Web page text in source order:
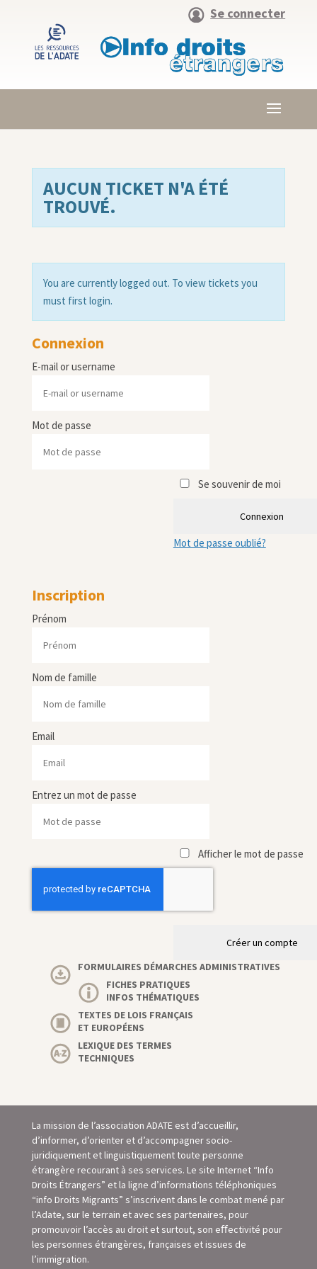
Se connecter
AUCUN TICKET N'A ÉTÉ
TROUVÉ.
You are currently logged out. To view tickets you
must first login.
Connexion
E-mail or username
Mot de passe
Se souvenir de moi
Connexion
Mot de passe oublié?
Inscription
Prénom
Nom de famille
Email
Entrez un mot de passe
Afficher le mot de passe
Créer un compte
FORMULAIRES DÉMARCHES ADMINISTRATIVES
FICHES PRATIQUES
INFOS THÉMATIQUES
TEXTES DE LOIS FRANÇAIS
ET EUROPÉENS
LEXIQUE DES TERMES
TECHNIQUES
La mission de l’association ADATE est d’accueillir,
d’informer, d’orienter et d’accompagner socio-
juridiquement et linguistiquement toute personne
étrangère recourant à ses services. Le site Internet “Info
Droits Étrangers” et la ligne d’informations téléphoniques
“info Droits Migrants” s’inscrivent dans le combat mené par
l’Adate, sur le terrain et avec ses partenaires, pour
promouvoir l’accès au droit et surtout, son eﬀectivité pour
les personnes étrangères, françaises et issues de
l’immigration.